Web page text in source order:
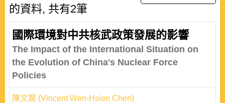
的資料, 共有2筆
國際環境對中共核武政策發展的影響
The Impact of the International Situation on
the Evolution of China's Nuclear Force
Policies
陳文賢 (Vincent Wen-Hsien Chen)